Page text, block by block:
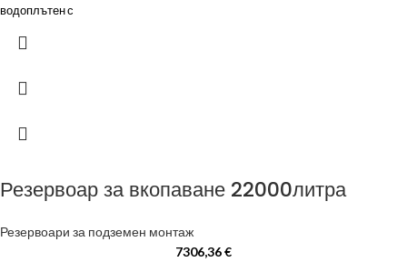
водоплътен с
Резервоар за вкопаване 22000литра
Резервоари за подземен монтаж
7306,36€